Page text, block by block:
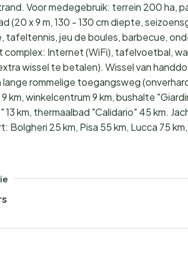
Voor medegebruik: terrein 200 ha,
(20 x 9 m, 130 - 130 cm diepte,
tafeltennis, jeu de boules, barbecue,
complex: Internet (WiFi), tafelvoetbal,
wissel te betalen). Wissel van
rommelige toegangsweg
km, winkelcentrum 9 km, bushalte
km, thermaalbad "Calidario" 45 km.
Bolgheri 25 km, Pisa 55 km, Lucca 75